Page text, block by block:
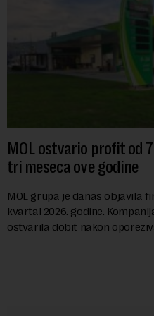
MOL ostvario profit od
tri meseca ove godine
MOL grupa je danas objavila
kvartal 2026. godine.
ostvarila dobit nakon